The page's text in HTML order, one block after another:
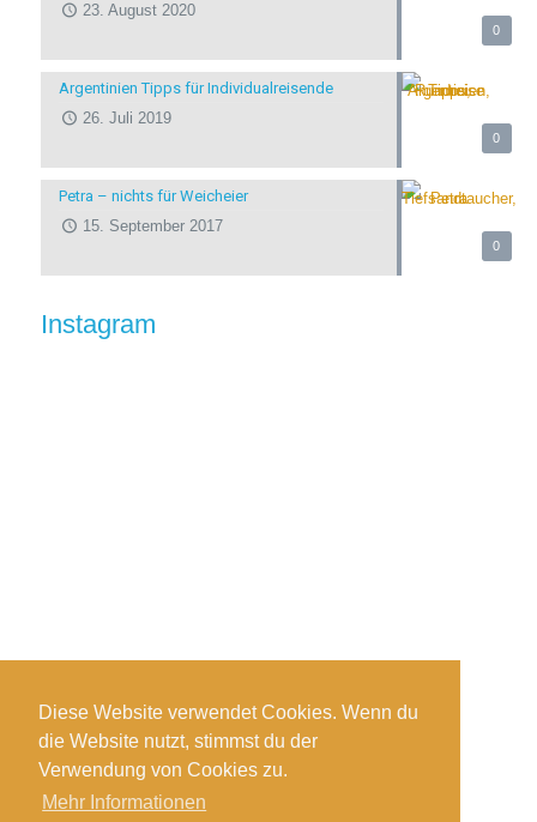
Diese Website verwendet Cookies. Wenn du
die Website nutzt, stimmst du der
Verwendung von Cookies zu.
Mehr Informationen
0
23. August 2020
0
Argentinien Tipps für Individualreisende
26. Juli 2019
0
Petra – nichts für Weicheier
15. September 2017
Instagram